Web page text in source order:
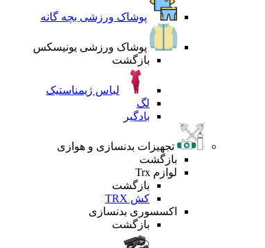
پوشاک ورزشی بچه گانه
پوشاک ورزشی یونیسکس
بازگشت
لباس ژیمناستیک
لگ
بادگیر
تجهیزات بدنسازی و هوازی
بازگشت
لوازم Trx
بازگشت
کش TRX
اکسسوری بدنسازی
بازگشت